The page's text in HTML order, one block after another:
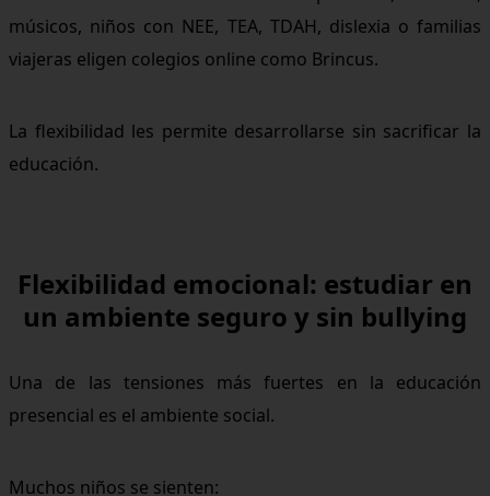
músicos, niños con NEE, TEA, TDAH, dislexia o familias
viajeras eligen colegios online como Brincus.
La flexibilidad les permite desarrollarse sin sacrificar la
educación.
Flexibilidad emocional: estudiar en
un ambiente seguro y sin bullying
Una de las tensiones más fuertes en la educación
presencial es el ambiente social.
Muchos niños se sienten: